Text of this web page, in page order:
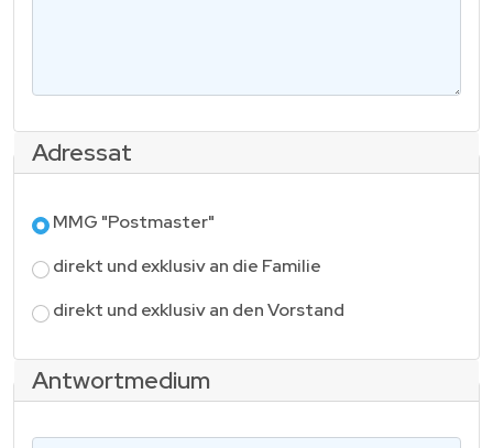
n
a
m
e
n
)
*
n
r
c
h
*
Adressat
A
r
e
s
s
a
t
/
MMG "Postmaster"
direkt und exklusiv an die Familie
direkt und exklusiv an den Vorstand
Antwortmedium